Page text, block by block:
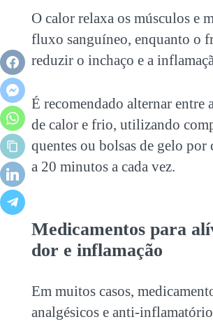
O calor relaxa os músculos e
fluxo sanguíneo, enquanto o
reduzir o inchaço e a
É recomendado alternar entre
de calor e frio, utilizando
quentes ou bolsas de gelo por
a 20 minutos a cada vez.
Medicamentos para
dor e inflamação
Em muitos casos,
analgésicos e anti-